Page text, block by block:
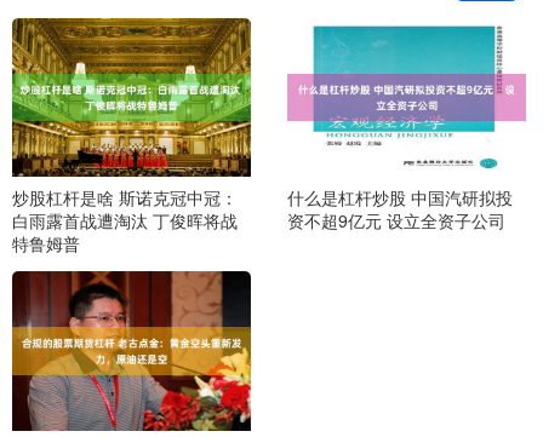
炒股杠杆是啥 斯诺克冠中冠：
白雨露首战遭淘汰 丁俊晖将战
特鲁姆普
什么是杠杆炒股 中国汽研拟投
资不超9亿元 设立全资子公司